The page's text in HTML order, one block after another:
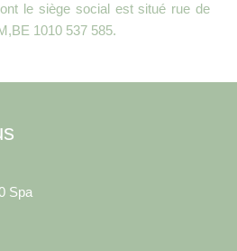
le siège social est situé rue de
1010 537 585.
Spa